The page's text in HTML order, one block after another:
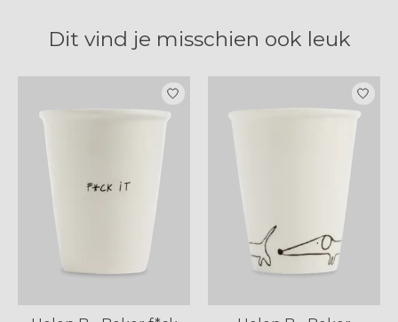
Dit vind je misschien ook leuk
Items van productcarrousel